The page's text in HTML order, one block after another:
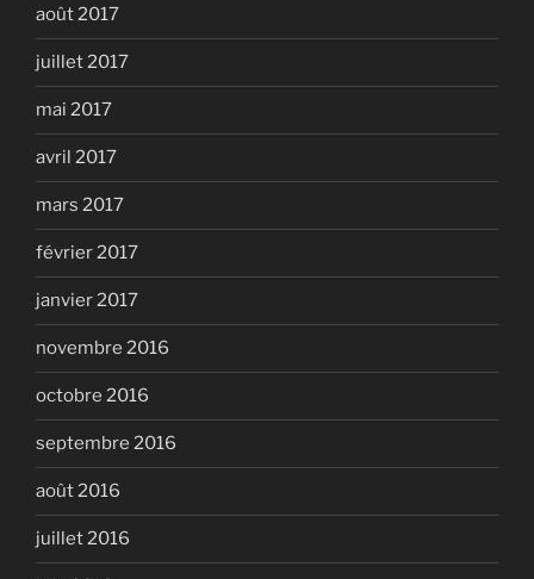
août 2017
juillet 2017
mai 2017
avril 2017
mars 2017
février 2017
janvier 2017
novembre 2016
octobre 2016
septembre 2016
août 2016
juillet 2016